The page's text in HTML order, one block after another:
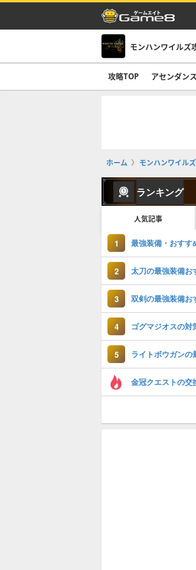
モンハンワイルズ
攻略TOP アセンダンス
ホーム モンハンワイル
ランキング
人気記事
1 最強装備・おすす
2 太刀の最強装備お
3 双剣の最強装備お
4 ゴグマジオスの対
5 ライトボウガンの
金冠クエストの交